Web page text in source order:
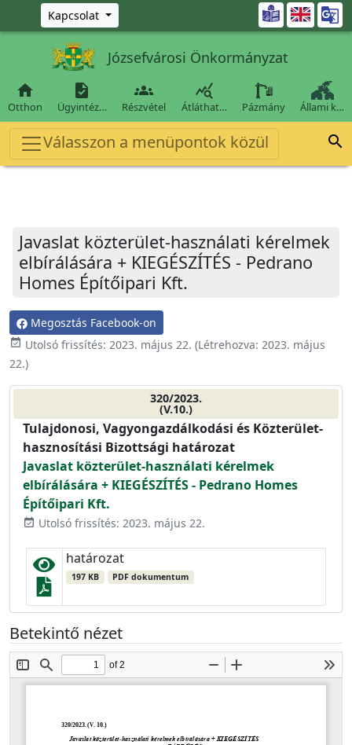
Ugrás a fő tartalomra
Kapcsolat 
Józsefvárosi Önkormányzat

Otthon

Ügyintéz…

Részvétel

Átláthat… Pázmány Állami k…
Válasszon a menüpontok közül 
Javaslat közterület-használati kérelmek
elbírálására + KIEGÉSZÍTÉS - Pedrano
Homes Építőipari Kft.
Megosztás Facebook-on
event_available Utolsó frissítés: 2023. május 22. (Létrehozva: 2023. május
22.)
320/2023.
(V.10.)
Tulajdonosi, Vagyongazdálkodási és Közterület-
hasznosítási Bizottsági határozat
Javaslat közterület-használati kérelmek
elbírálására + KIEGÉSZÍTÉS - Pedrano Homes
Építőipari Kft.
event_available Utolsó frissítés: 2023. május 22.
határozat
197 KB PDF dokumentum
Betekintő nézet